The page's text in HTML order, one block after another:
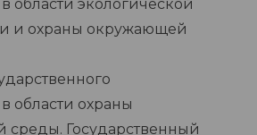
области экологической
и охраны окружающей
области охраны
Государственный